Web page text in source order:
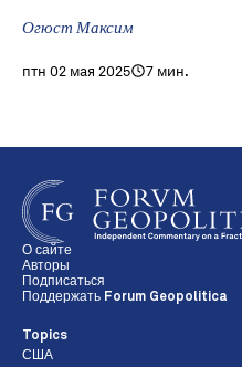
Огюст Максим
птн 02 мая 2025 7 мин.
О сайте
Авторы
Подписаться
Поддержать Forum Geopolitica
Topics
США